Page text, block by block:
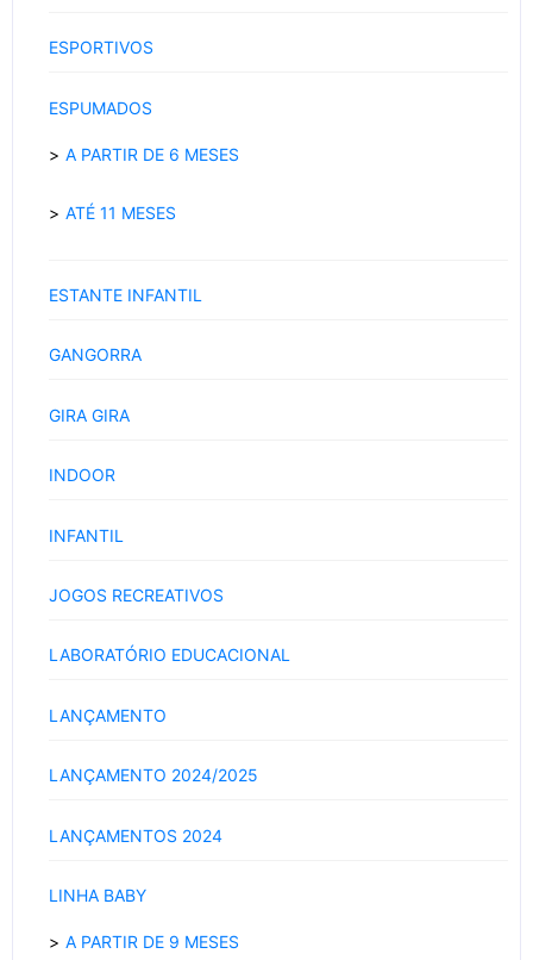
ESPORTIVOS
ESPUMADOS
A PARTIR DE 6 MESES
ATÉ 11 MESES
ESTANTE INFANTIL
GANGORRA
GIRA GIRA
INDOOR
INFANTIL
JOGOS RECREATIVOS
LABORATÓRIO EDUCACIONAL
LANÇAMENTO
LANÇAMENTO 2024/2025
LANÇAMENTOS 2024
LINHA BABY
A PARTIR DE 9 MESES